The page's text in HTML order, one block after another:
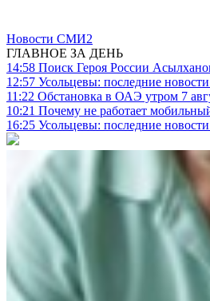
Новости СМИ2
ГЛАВНОЕ ЗА ДЕНЬ
14:58 Поиск Героя России
12:57 Усольцевы: последние
11:22 Обстановка в ОАЭ утром 7
10:21 Почему не работает
16:25 Усольцевы: последние